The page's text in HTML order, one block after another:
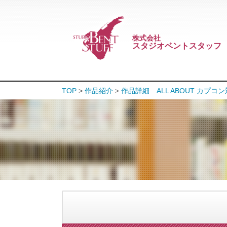
株式会社
スタジオベントスタッフ
TOP > 作品紹介 > 作品詳細 ALL ABOUT カプコン